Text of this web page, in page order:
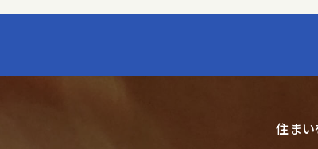
お客様からご提供
( 1 )建築請負工事
( 3 )ご依頼を受け
住まい